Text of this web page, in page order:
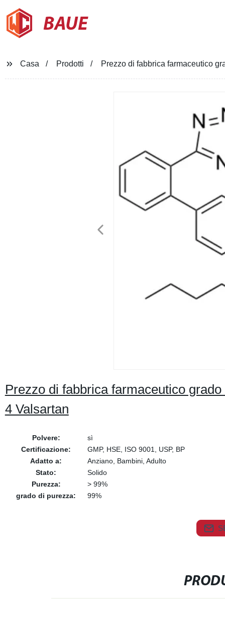
BAUE
Casa Prodotti Prezzo di fabbrica farmaceutico
Prezzo di fabbrica farmaceutico
4 Valsartan
Polvere:
sì
Certificazione:
GMP, HSE, ISO 9001, USP, BP
Adatto a:
Anziano, Bambini, Adulto
Stato:
Solido
Purezza:
> 99%
grado di purezza:
99%